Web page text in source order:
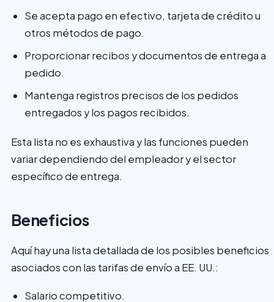
Se acepta pago en efectivo, tarjeta de crédito u
otros métodos de pago.
Proporcionar recibos y documentos de entrega a
pedido.
Mantenga registros precisos de los pedidos
entregados y los pagos recibidos.
Esta lista no es exhaustiva y las funciones pueden
variar dependiendo del empleador y el sector
específico de entrega.
Beneficios
Aquí hay una lista detallada de los posibles beneficios
asociados con las tarifas de envío a EE. UU.:
Salario competitivo.